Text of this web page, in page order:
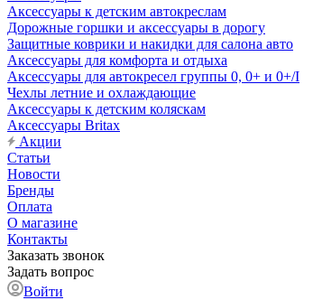
Аксессуары к детским автокреслам
Дорожные горшки и аксессуары в дорогу
Защитные коврики и накидки для салона авто
Аксессуары для комфорта и отдыха
Аксессуары для автокресел группы 0, 0+ и 0+/I
Чехлы летние и охлаждающие
Аксессуары к детским коляскам
Аксессуары Britax
Акции
Статьи
Новости
Бренды
Оплата
О магазине
Контакты
Заказать звонок
Задать вопрос
Войти